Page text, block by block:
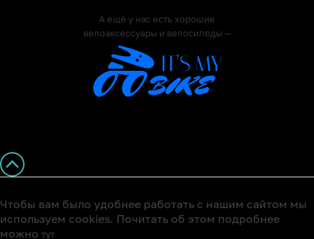
А ещё у нас есть хорошие
велоаксессуары и велосипеды —
Чтобы вам было удобнее работать с нашим сайтом мы
используем cookies. Почитать об этом подробнее
можно тут